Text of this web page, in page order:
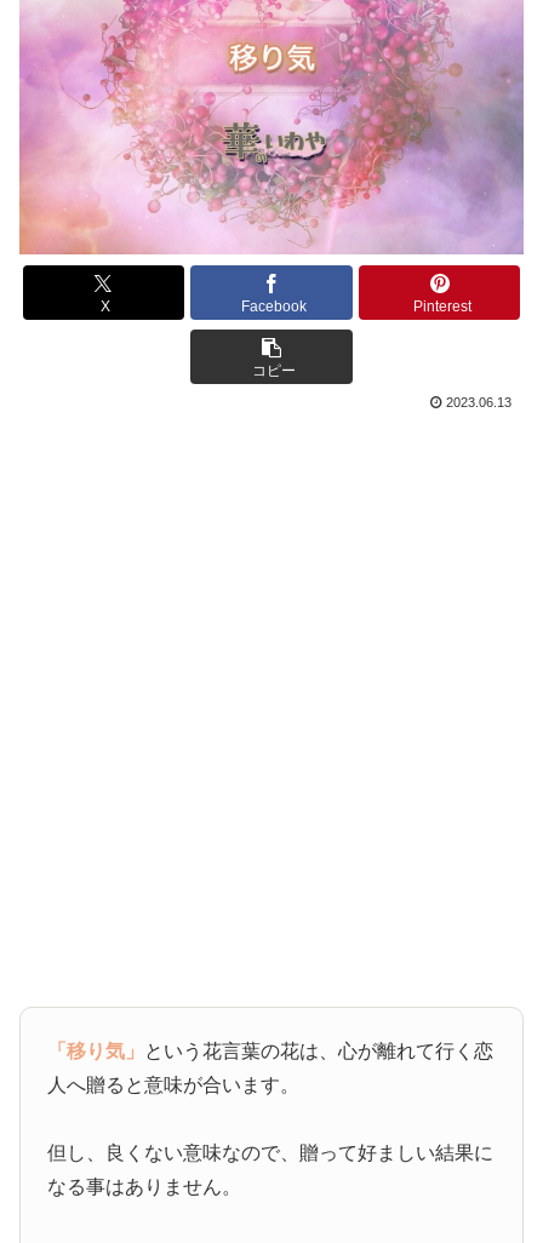
X Facebook Pinterest
コピー
2023.06.13
「移り気」 という花言葉の花は、心が離れて行く恋
人へ贈ると意味が合います。
但し、良くない意味なので、贈って好ましい結果に
なる事はありません。